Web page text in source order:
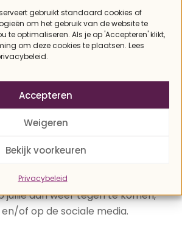
gebruikt standaard cookies of
om het gebruik van de website te
te optimaliseren. Als je op 'Accepteren' klikt,
om deze cookies te plaatsen. Lees
Accepteren
Weigeren
Bekijk voorkeuren
Privacybeleid
helpen twee satéstokjes.
tussen en begin dan met
voorkomen dat je mes te
bataat doorklieft. Zo krijg je
een super goed 2017 te
jullie dan weer tegen te komen,
of op de sociale media.